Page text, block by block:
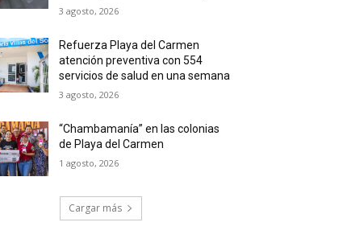
3 agosto, 2026
Refuerza Playa del Carmen
atención preventiva con 554
servicios de salud en una semana
3 agosto, 2026
“Chambamanía” en las colonias
de Playa del Carmen
1 agosto, 2026
Cargar más